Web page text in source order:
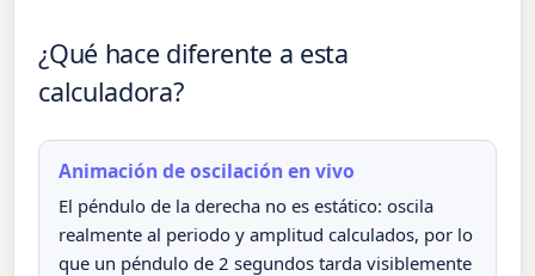
¿Qué hace diferente a esta
calculadora?
Animación de oscilación en vivo
El péndulo de la derecha no es estático: oscila
realmente al periodo y amplitud calculados, por lo
que un péndulo de 2 segundos tarda visiblemente